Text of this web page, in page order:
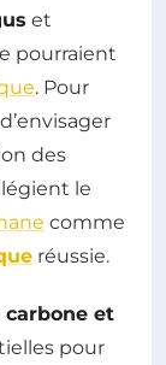
et
pourraient
. Pour
des
le
comme
réussie.
et
pour